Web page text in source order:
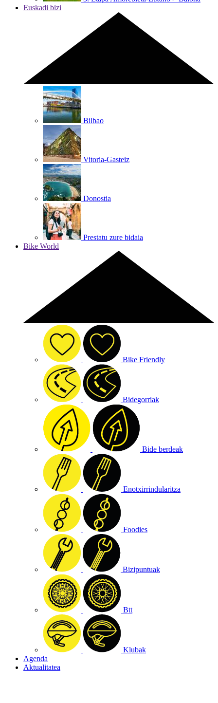
Euskadi bizi
Bilbao
Vitoria-Gasteiz
Donostia
Prestatu zure bidaia
Bike World
Bike Friendly
Bidegorriak
Bide berdeak
Enotxirrindularitza
Foodies
Bizipuntuak
Btt
Klubak
Agenda
Aktualitatea